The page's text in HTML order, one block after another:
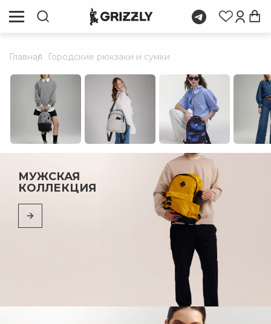
Главная Городские рюкзаки и сумки
МУЖСКАЯ
КОЛЛЕКЦИЯ